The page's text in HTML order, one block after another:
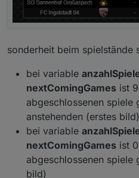
sonderheit beim spielstände
bei variable
nextComingGames ist
abgeschlossenen spiele
anstehenden (erstes bild)
bei variable
nextComingGames ist
abgeschlossenen
bild)